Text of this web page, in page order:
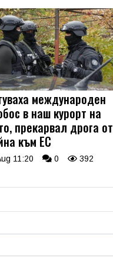
международен
в наш курорт на
прекарвал дрога от
към ЕС
11:20 0 392